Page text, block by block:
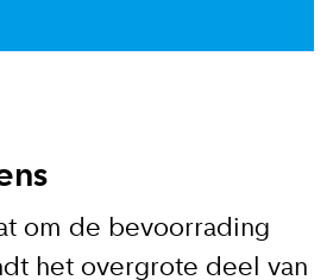
om de bevoorrading
het overgrote deel van